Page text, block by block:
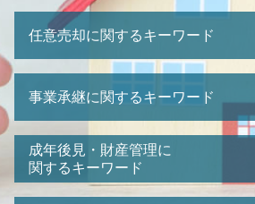
遺産 使い込み
相続税 申告書 書き方
相続税 葬儀 費用
遺留分 兄弟
相続税 払えない
遺産分割協議書 不動産
遺言書 認知症
任意売却に関するキーワード
任意売却 方法
任意売却 費用
抵当 物件
住宅ローン 売却
事業承継に関するキーワード
事業承継 後継者
跡継ぎ 問題
株式 の 譲渡
成年後見・財産管理に
関するキーワード